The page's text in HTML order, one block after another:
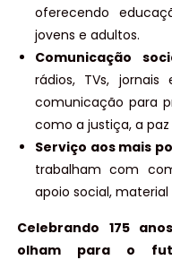
oferecendo
jovens e adultos.
Comunicação
rádios, TVs,
comunicação para
como a justiça, a
Serviço aos mais
trabalham com
apoio social, material
Celebrando 175
olham para o